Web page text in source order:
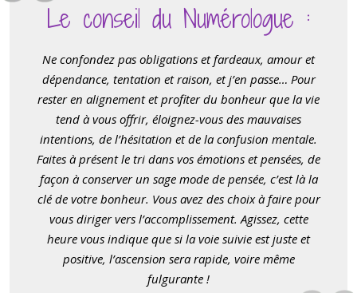
Le conseil du Numérologue :
Ne confondez pas obligations et fardeaux, amour et
dépendance, tentation et raison, et j’en passe… Pour
rester en alignement et profiter du bonheur que la vie
tend à vous offrir, éloignez-vous des mauvaises
intentions, de l’hésitation et de la confusion mentale.
Faites à présent le tri dans vos émotions et pensées, de
façon à conserver un sage mode de pensée, c’est là la
clé de votre bonheur. Vous avez des choix à faire pour
vous diriger vers l’accomplissement. Agissez, cette
heure vous indique que si la voie suivie est juste et
positive, l’ascension sera rapide, voire même
fulgurante !